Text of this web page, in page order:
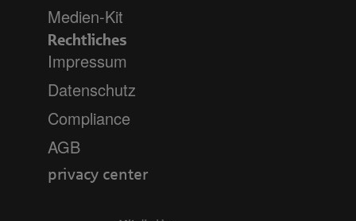
Medien-Kit
Rechtliches
Impressum
Datenschutz
Compliance
AGB
privacy center